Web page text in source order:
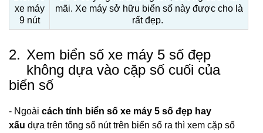
xe máy
9 nút
mãi. Xe máy sở hữu biển số này được cho là
rất đẹp.
2. Xem biển số xe máy 5 số đẹp
không dựa vào cặp số cuối của
biển số
- Ngoài cách tính biển số xe máy 5 số đẹp hay
xấu dựa trên tổng số nút trên biển số ra thì xem cặp số